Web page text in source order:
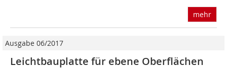
mehr
Ausgabe 06/2017
Leichtbauplatte für ebene Oberflächen